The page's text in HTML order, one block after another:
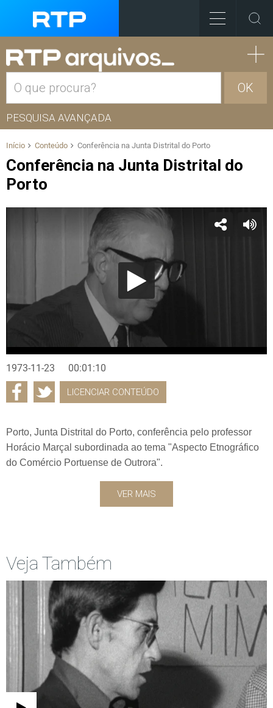
OK
PESQUISA AVANÇADA
Início Conteúdo Conferência na Junta Distrital do Porto
Conferência na Junta Distrital do
Porto
1973-11-23 00:01:10
LICENCIAR CONTEÚDO
Porto, Junta Distrital do Porto, conferência pelo professor
Horácio Marçal subordinada ao tema "Aspecto Etnográfico
do Comércio Portuense de Outrora".
VER MAIS
Veja Também